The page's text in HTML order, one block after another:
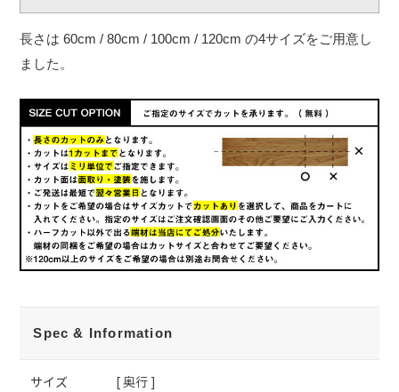
長さは 60cm / 80cm / 100cm / 120cm の4サイズをご用意し
ました。
Spec & Information
サイズ
[ 奥行 ]